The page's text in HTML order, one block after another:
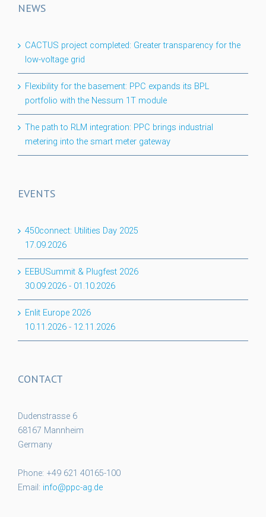
NEWS
CACTUS project completed: Greater transparency for the
low-voltage grid
Flexibility for the basement: PPC expands its BPL
portfolio with the Nessum 1T module
The path to RLM integration: PPC brings industrial
metering into the smart meter gateway
EVENTS
450connect: Utilities Day 2025
17.09.2026
EEBUSummit & Plugfest 2026
30.09.2026 - 01.10.2026
Enlit Europe 2026
10.11.2026 - 12.11.2026
CONTACT
Dudenstrasse 6
68167 Mannheim
Germany
Phone: +49 621 40165-100
Email: info@ppc-ag.de